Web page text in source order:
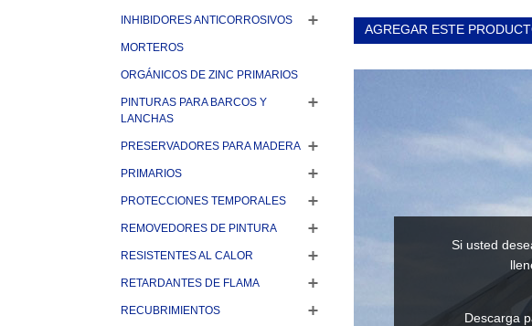
INHIBIDORES ANTICORROSIVOS
MORTEROS
ORGÁNICOS DE ZINC PRIMARIOS
PINTURAS PARA BARCOS Y
LANCHAS
PRESERVADORES PARA MADERA
PRIMARIOS
PROTECCIONES TEMPORALES
REMOVEDORES DE PINTURA
RESISTENTES AL CALOR
RETARDANTES DE FLAMA
RECUBRIMIENTOS
AGREGAR ESTE
Si usted
Descarga